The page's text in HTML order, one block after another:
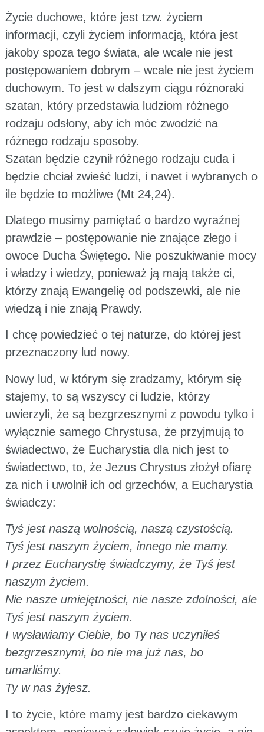
Życie duchowe, które jest tzw. życiem
informacji, czyli życiem informacją, która jest
jakoby spoza tego świata, ale wcale nie jest
postępowaniem dobrym – wcale nie jest życiem
duchowym. To jest w dalszym ciągu różnoraki
szatan, który przedstawia ludziom różnego
rodzaju odsłony, aby ich móc zwodzić na
różnego rodzaju sposoby.
Szatan będzie czynił różnego rodzaju cuda i
będzie chciał zwieść ludzi, i nawet i wybranych o
ile będzie to możliwe (Mt 24,24).
Dlatego musimy pamiętać o bardzo wyraźnej
prawdzie – postępowanie nie znające złego i
owoce Ducha Świętego. Nie poszukiwanie mocy
i władzy i wiedzy, ponieważ ją mają także ci,
którzy znają Ewangelię od podszewki, ale nie
wiedzą i nie znają Prawdy.
I chcę powiedzieć o tej naturze, do której jest
przeznaczony lud nowy.
Nowy lud, w którym się zradzamy, którym się
stajemy, to są wszyscy ci ludzie, którzy
uwierzyli, że są bezgrzesznymi z powodu tylko i
wyłącznie samego Chrystusa, że przyjmują to
świadectwo, że Eucharystia dla nich jest to
świadectwo, to, że Jezus Chrystus złożył ofiarę
za nich i uwolnił ich od grzechów, a Eucharystia
świadczy:
Tyś jest naszą wolnością, naszą czystością.
Tyś jest naszym życiem, innego nie mamy.
I przez Eucharystię świadczymy, że Tyś jest
naszym życiem.
Nie nasze umiejętności, nie nasze zdolności, ale
Tyś jest naszym życiem.
I wysławiamy Ciebie, bo Ty nas uczyniłeś
bezgrzesznymi, bo nie ma już nas, bo
umarliśmy.
Ty w nas żyjesz.
I to życie, które mamy jest bardzo ciekawym